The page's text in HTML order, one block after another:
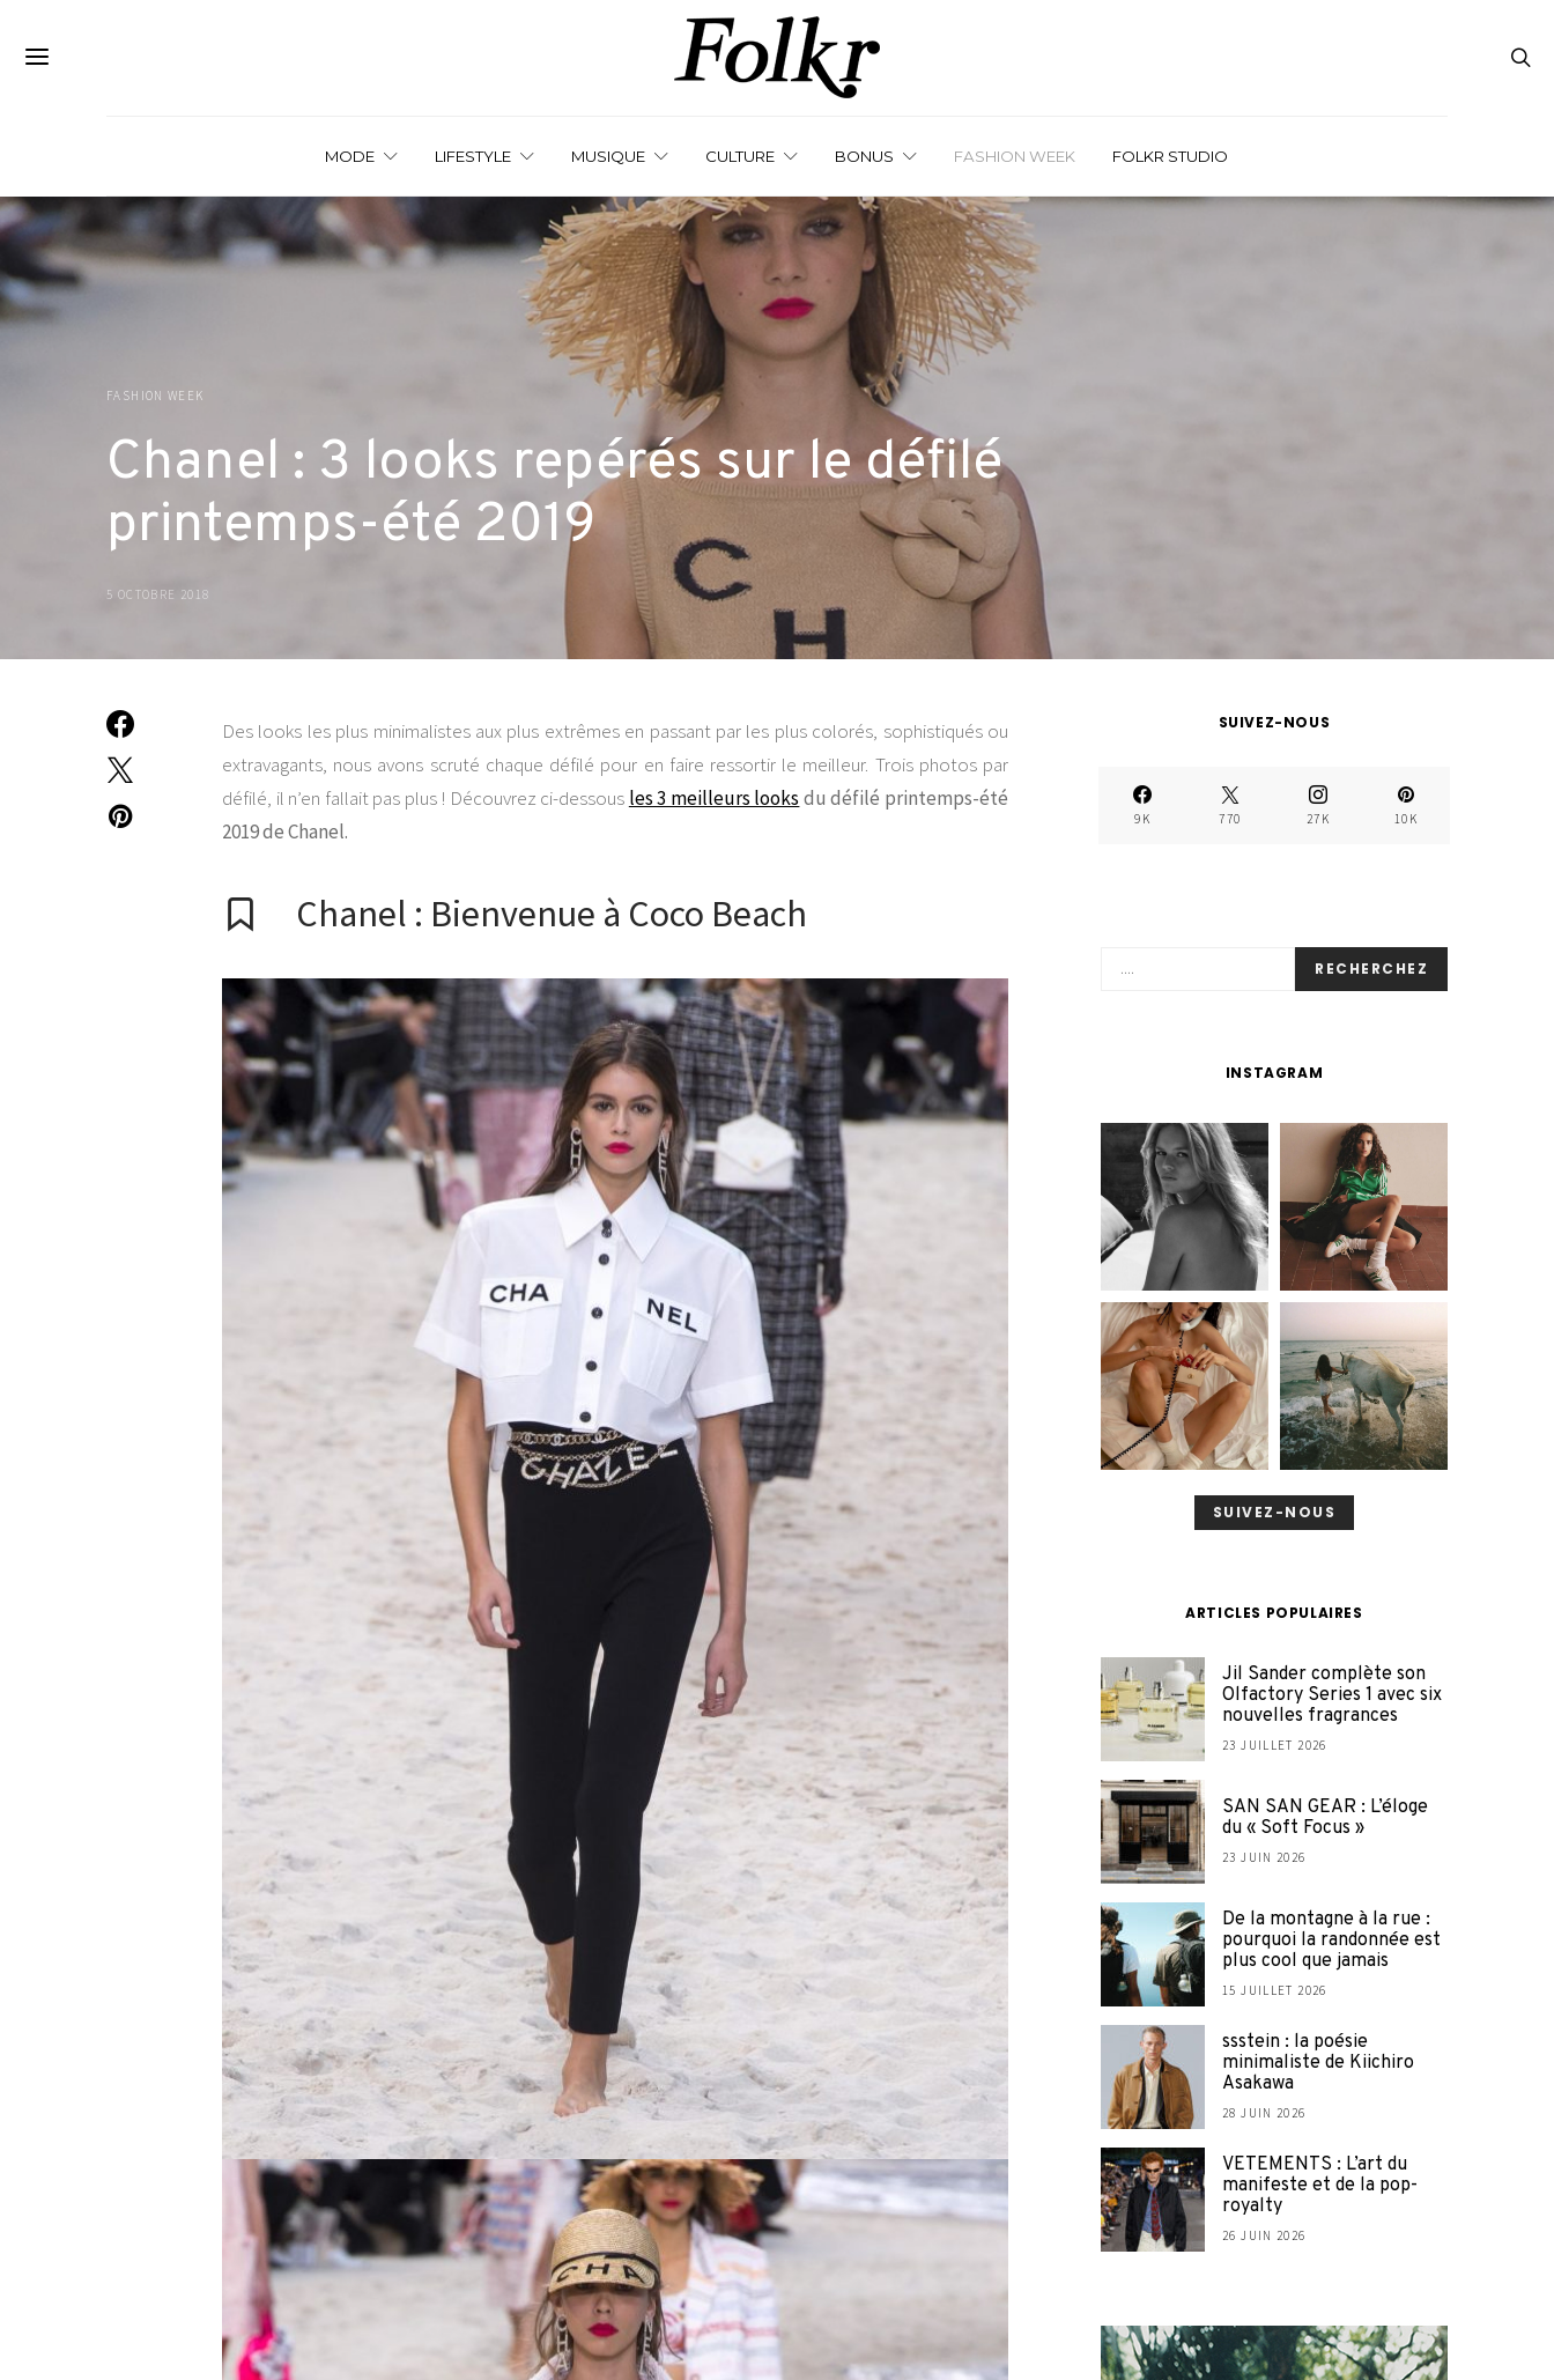
MODE LIFESTYLE MUSIQUE CULTURE BONUS FASHION WEEK FOLKR STUDIO
FASHION WEEK
Chanel : 3 looks repérés sur le défilé
printemps-été 2019
5 OCTOBRE 2018
Des looks les plus minimalistes aux plus extrêmes en passant par les plus colorés, sophistiqués ou
extravagants, nous avons scruté chaque défilé pour en faire ressortir le meilleur. Trois photos par
défilé, il n’en fallait pas plus ! Découvrez ci-dessous les 3 meilleurs looks du défilé printemps-été
2019 de Chanel.
Chanel : Bienvenue à Coco Beach
SUIVEZ-NOUS
9K 770 27K 10K
RECHERCHEZ
INSTAGRAM
SUIVEZ-NOUS
ARTICLES POPULAIRES
Jil Sander complète son
Olfactory Series 1 avec six
nouvelles fragrances
23 JUILLET 2026
SAN SAN GEAR : L’éloge
du « Soft Focus »
23 JUIN 2026
De la montagne à la rue :
pourquoi la randonnée est
plus cool que jamais
15 JUILLET 2026
ssstein : la poésie
minimaliste de Kiichiro
Asakawa
28 JUIN 2026
VETEMENTS : L’art du
manifeste et de la pop-
royalty
26 JUIN 2026